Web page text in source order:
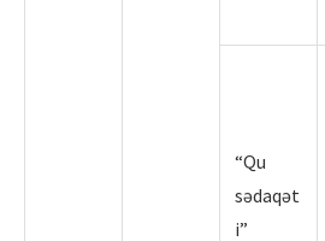
“Qu
sədaqət
i”